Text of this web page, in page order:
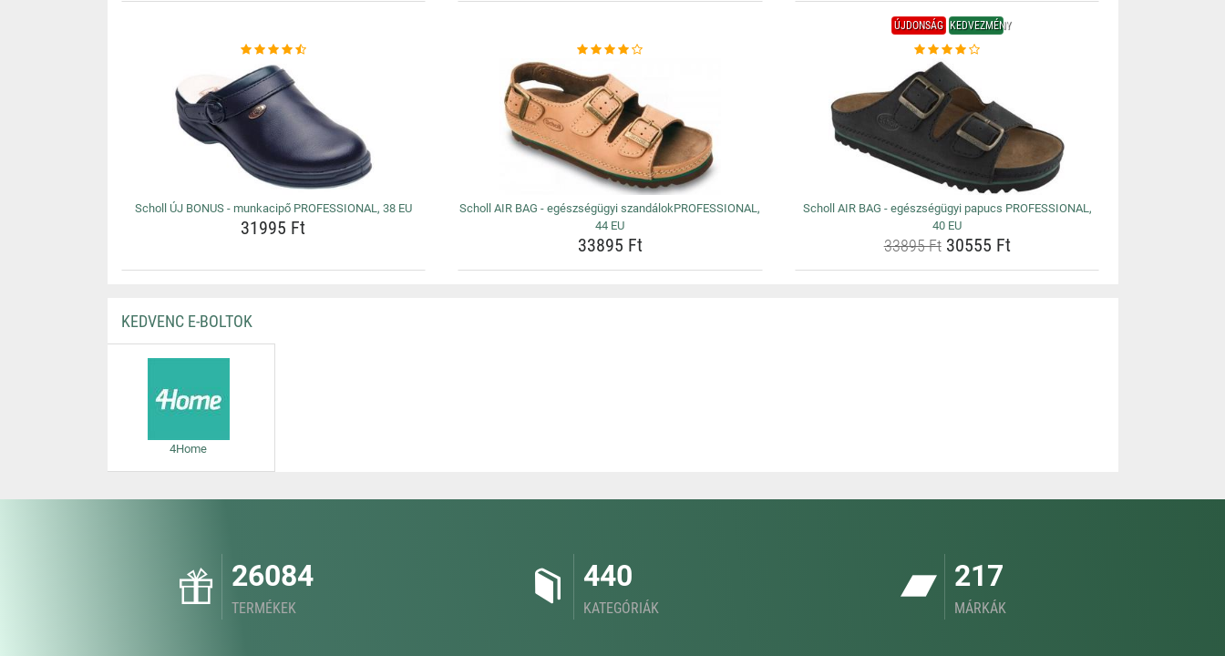
Scholl ÚJ BONUS - munkacipő PROFESSIONAL, 38 EU
31995 Ft
Scholl AIR BAG - egészségügyi szandálokPROFESSIONAL,
44 EU
33895 Ft
ÚJDONSÁG KEDVEZMÉNY
Scholl AIR BAG - egészségügyi papucs PROFESSIONAL,
40 EU
33895 Ft30555 Ft
KEDVENC E-BOLTOK
4Home
26084
TERMÉKEK
440
KATEGÓRIÁK
217
MÁRKÁK